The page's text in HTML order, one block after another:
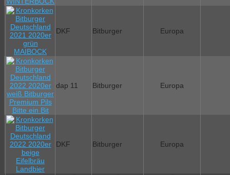
DKF Bitburger Europa
dap 11 Bitburger Europa
DKF Bitburger Europa